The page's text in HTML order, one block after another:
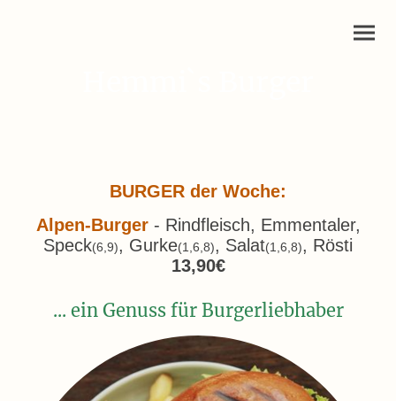
BURGER der Woche:
Alpen-Burger - Rindfleisch, Emmentaler,
Speck(6,9), Gurke(1,6,8), Salat(1,6,8), Rösti
13,90€
... ein Genuss für Burgerliebhaber